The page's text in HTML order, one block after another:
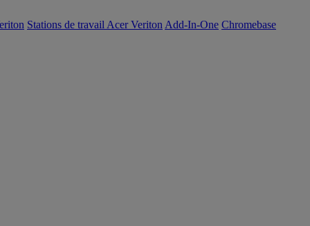
Stations de travail Acer Veriton Add-In-One Chromebase